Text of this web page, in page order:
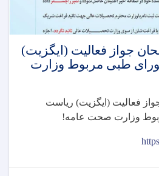
جواز فعالیت (ایگزیت)
طبی مربوط وزارت
فعالیت (ایگزیت) رياست
وزارت صحت عامه!